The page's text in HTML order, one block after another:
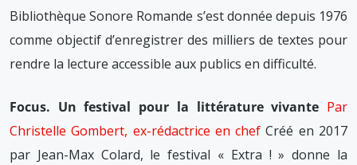
Bibliothèque Sonore Romande s’est donnée depuis 1976
comme objectif d’enregistrer des milliers de textes pour
rendre la lecture accessible aux publics en difficulté.
Focus. Un festival pour la littérature vivante Par
Christelle Gombert, ex-rédactrice en chef Créé en 2017
par Jean-Max Colard, le festival « Extra ! » donne la